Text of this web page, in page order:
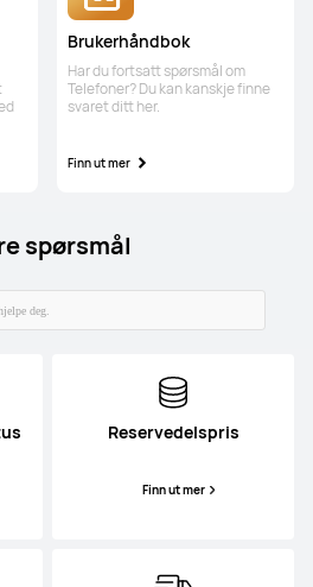
Brukerhåndbok
Har du fortsatt spørsmål om
Telefoner? Du kan kanskje finne
svaret ditt her.
Finn ut mer
spørsmål
Reservedelspris
Finn ut mer